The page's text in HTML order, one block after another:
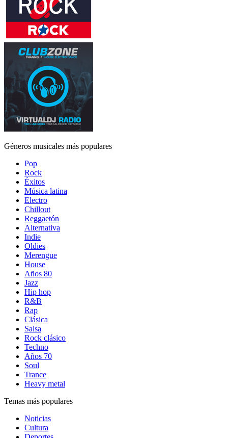
Géneros musicales más populares
Pop
Rock
Éxitos
Música latina
Electro
Chillout
Reggaetón
Alternativa
Indie
Oldies
Merengue
House
Años 80
Jazz
Hip hop
R&B
Rap
Clásica
Salsa
Rock clásico
Techno
Años 70
Soul
Trance
Heavy metal
Temas más populares
Noticias
Cultura